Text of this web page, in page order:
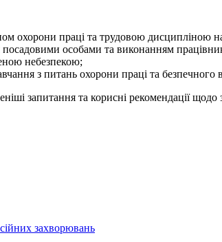
охорони праці та трудовою дисципліною
особами та виконанням
небезпекою;
з питань охорони праці та безпечного
запитання та корисні рекомендації
захворювань